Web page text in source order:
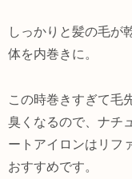
しっかりと髪の毛が
体を内巻きに。
この時巻きすぎて毛
臭くなるので、ナチ
ートアイロンはリフ
おすすめです。